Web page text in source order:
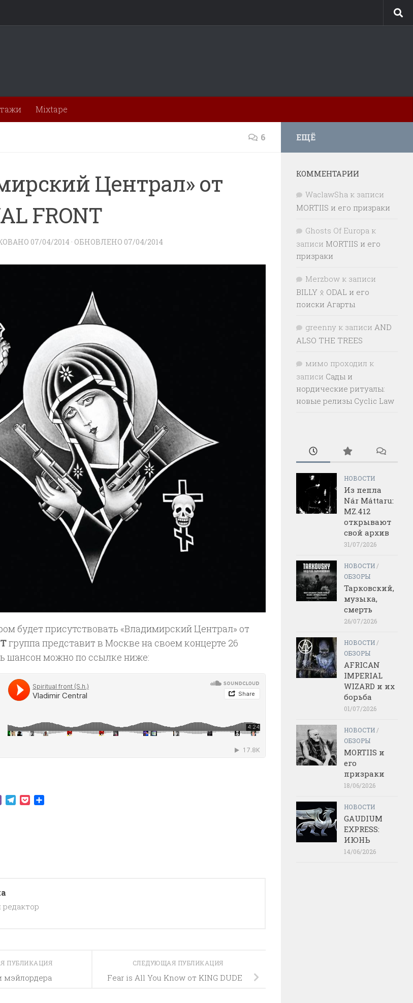
Mixtape
6
Централ» от
FRONT
07/04/2014 · ОБНОВЛЕНО 07/04/2014
будет присутствовать «Владимирский Централ» от
группа представит в Москве на своем концерте 26
шансон можно по ссылке ниже:
ViberTelegram
Pocket
СЛЕДУЮЩАЯ ПУБЛИКАЦИЯ
Fear is All You Know от KING DUDE
ПУБЛИКАЦИЯ
мэйлордера
ЕЩЁ
КОММЕНТАРИИ
WaclawSha к записи
MORTIIS и его призраки
Ghosts Of Europa к
записи MORTIIS и его
призраки
Merzbow к записи
BILLY ᛟ ODAL и его
поиски Агарты
greenny к записи AND
ALSO THE TREES
мимо проходил к
записи Сады и
нордические ритуалы:
новые релизы Cyclic Law
НОВОСТИ
Из пепла
Nár Máttaru:
MZ.412
открывают
свой архив
31/07/2026
НОВОСТИ /
ОБЗОРЫ
Тарковский,
музыка,
смерть
26/07/2026
НОВОСТИ /
ОБЗОРЫ
AFRICAN
IMPERIAL
WIZARD и их
борьба
01/07/2026
НОВОСТИ /
ОБЗОРЫ
MORTIIS и
его
призраки
18/06/2026
НОВОСТИ
GAUDIUM
EXPRESS:
ИЮНЬ
14/06/2026